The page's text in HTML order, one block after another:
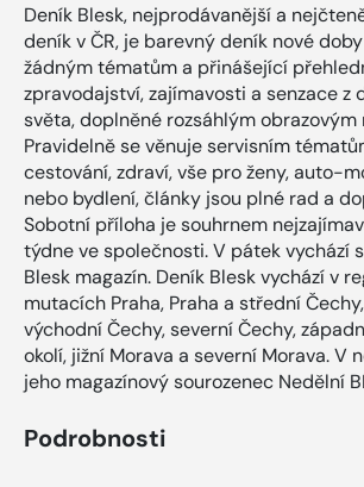
Deník Blesk, nejprodávanější a
deník v ČR, je barevný deník nové
žádným tématům a přinášející
zpravodajství, zajímavosti a senzace z
světa, doplněné rozsáhlým
Pravidelně se věnuje servisním
cestování, zdraví, vše pro ženy, auto-
nebo bydlení, články jsou plné rad a
Sobotní příloha je souhrnem
týdne ve společnosti. V pátek vychází
Blesk magazín. Deník Blesk vychází v
mutacích Praha, Praha a střední
východní Čechy, severní Čechy,
okolí, jižní Morava a severní Morava. V
jeho magazínový sourozenec Nedělní
Podrobnosti